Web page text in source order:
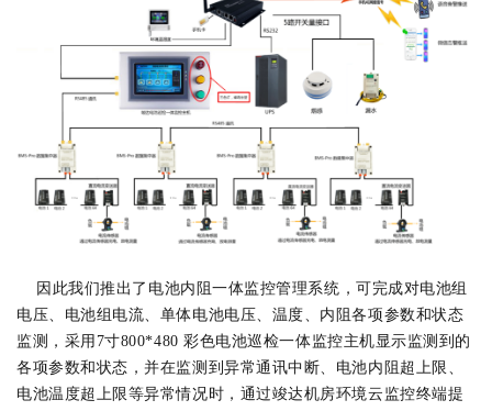
因此我们推出了电池内阻一体监控管理系统，可完成对电池组
电压、电池组电流、单体电池电压、温度、内阻各项参数和状态
监测，采用7寸800*480 彩色电池巡检一体监控主机显示监测到的
各项参数和状态，并在监测到异常通讯中断、电池内阻超上限、
电池温度超上限等异常情况时，通过竣达机房环境云监控终端提